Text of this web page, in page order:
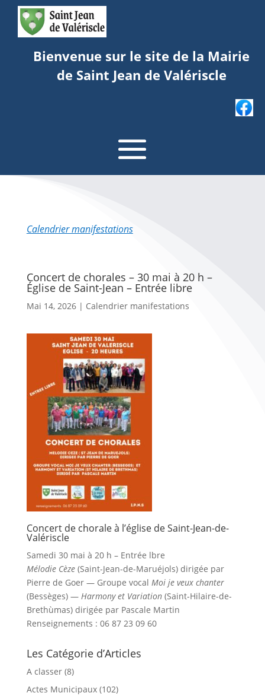
Bienvenue sur le site de la Mairie
de Saint Jean de Valériscle
Calendrier manifestations
Concert de chorales – 30 mai à 20 h –
Église de Saint-Jean – Entrée libre
Mai 14, 2026| Calendrier manifestations
Concert de chorale à l’église de Saint-Jean-de-
Valériscle
Samedi 30 mai à 20 h – Entrée lbre
Mélodie Cèze(Saint-Jean-de-Maruéjols) dirigée par
Pierre de Goer — Groupe vocal Moi je veux chanter
(Bessèges) — Harmony et Variation(Saint-Hilaire-de-
Brethùmas) dirigée par Pascale Martin
Renseignements : 06 87 23 09 60
Les Catégorie d’Articles
A classer(8)
Actes Municipaux(102)